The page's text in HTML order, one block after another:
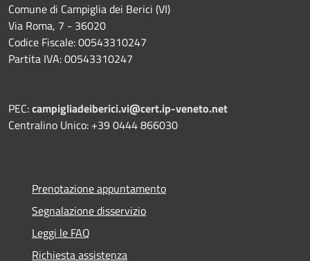
Comune di Campiglia dei Berici (VI)
Via Roma, 7 - 36020
Codice Fiscale: 00543310247
Partita IVA: 00543310247
PEC:campigliadeiberici.vi@cert.ip-veneto.net
Centralino Unico: +39 0444 866030
Prenotazione appuntamento
Segnalazione disservizio
Leggi le FAQ
Richiesta assistenza